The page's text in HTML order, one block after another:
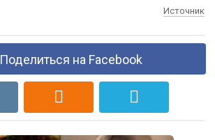
Источник
Поделиться на Facebook